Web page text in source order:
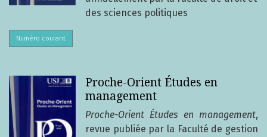
des sciences politiques
Numéro courant
Proche-Orient Études en
management
Proche-Orient Études en management,
revue publiée par la Faculté de gestion